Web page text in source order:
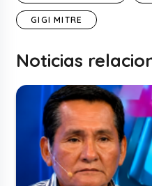
GIGI MITRE
Noticias